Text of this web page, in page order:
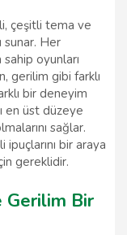
çeşitli tema ve
sunar. Her
sahip oyunları
gerilim gibi farklı
bir deneyim
en üst düzeye
sağlar.
bir araya
gereklidir.
Gerilim Bir